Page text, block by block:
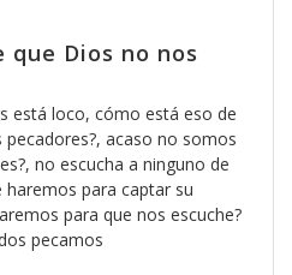
que Dios no nos
está loco, cómo está eso de
acaso no somos
no escucha a ninguno de
para captar su
para que nos escuche?
pecamos